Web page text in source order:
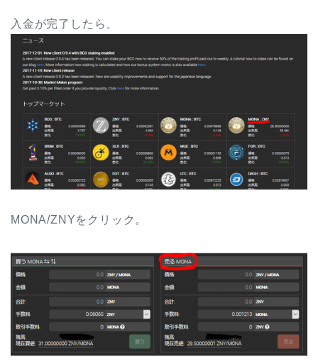
入金が完了したら、
MONA/ZNYをクリック。